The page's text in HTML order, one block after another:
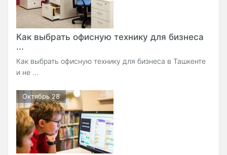
Как выбрать офисную технику для бизнеса
...
Как выбрать офисную технику для бизнеса в Ташкенте
и не ...
Октябрь 28